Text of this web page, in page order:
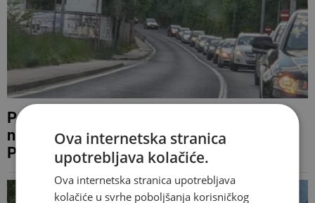
Pojačan promet kroz Hercegovinu: Gužve
na granicama, usporeno kod Jablanice,
Posušja i Stoca
Ova internetska stranica
upotrebljava kolačiće.
Ova internetska stranica upotrebljava
kolačiće u svrhe poboljšanja korisničkog